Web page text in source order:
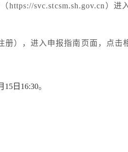
https://svc.stcsm.sh.gov.cn ）进
），进入申报指南页面，点击
15 日 16:30。